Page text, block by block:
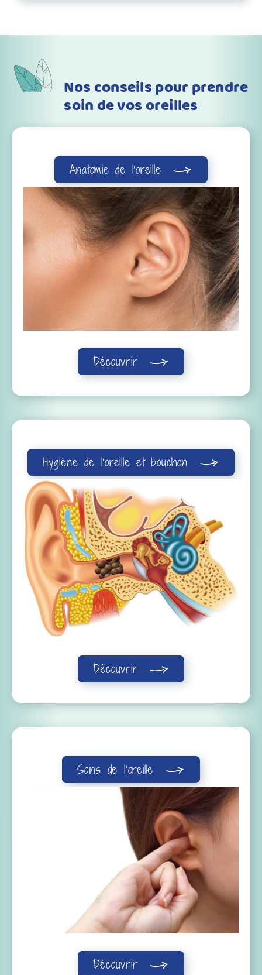
Nos conseils pour prendre
soin de vos oreilles
Anatomie de l’oreille
Découvrir
Hygiène de l’oreille et bouchon
Découvrir
Soins de l’oreille
Découvrir